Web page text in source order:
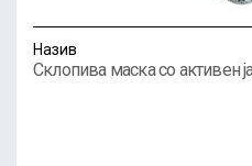
Назив
Склопива маска со активен